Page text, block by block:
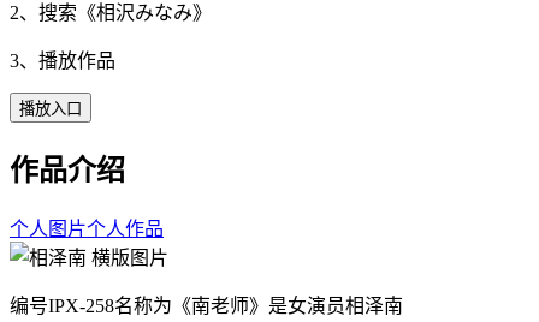
2、搜索《相沢みなみ》
3、播放作品
播放入口
作品介绍
个人图片个人作品
编号IPX-258名称为《南老师》是女演员相泽南